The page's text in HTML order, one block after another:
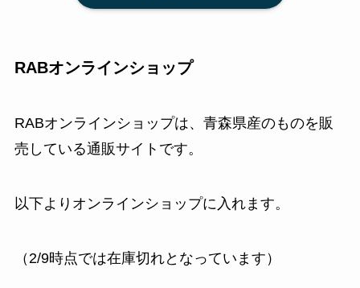
RABオンラインショップ
RABオンラインショップは、青森県産のものを販
売している通販サイトです。
以下よりオンラインショップに入れます。
（2/9時点では在庫切れとなっています）